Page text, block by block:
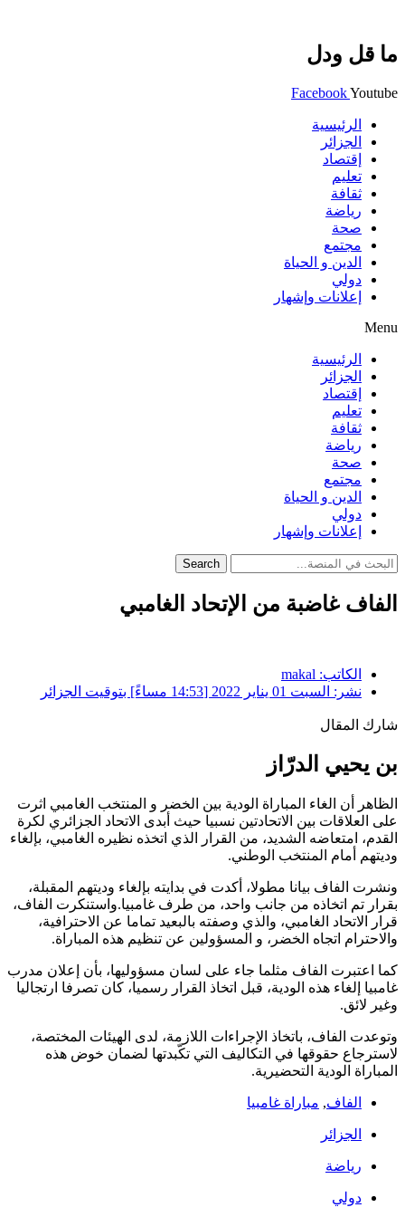
ما قل ودل
FacebookYoutube
الرئيسية
الجزائر
إقتصاد
تعليم
ثقافة
رياضة
صحة
مجتمع
الدين و الحياة
دولي
إعلانات وإشهار
Menu
الرئيسية
الجزائر
إقتصاد
تعليم
ثقافة
رياضة
صحة
مجتمع
الدين و الحياة
دولي
إعلانات وإشهار
Search
الفاف غاضبة من الإتحاد الغامبي
الكاتب: makal
نشر: السبت 01 يناير 2022 [14:53 مساءً] بتوقيت الجزائر
شارك المقال
بن يحيي الدرّاز
الظاهر أن الغاء المباراة الودية بين الخضر و المنتخب الغامبي اثرت
على العلاقات بين الاتحادتين نسبيا حيث أبدى الاتحاد الجزائري لكرة
القدم، امتعاضه الشديد، من القرار الذي اتخذه نظيره الغامبي، بإلغاء
وديتهم أمام المنتخب الوطني.
ونشرت الفاف بيانا مطولا، أكدت في بدايته بإلغاء وديتهم المقبلة،
بقرار تم اتخاذه من جانب واحد، من طرف غامبيا.واستنكرت الفاف،
قرار الاتحاد الغامبي، والذي وصفته بالبعيد تماما عن الاحترافية،
والاحترام اتجاه الخضر، و المسؤولين عن تنظيم هذه المباراة.
كما اعتبرت الفاف مثلما جاء على لسان مسؤوليها، بأن إعلان مدرب
غامبيا إلغاء هذه الودية، قبل اتخاذ القرار رسميا، كان تصرفا ارتجاليا
وغير لائق.
وتوعدت الفاف، باتخاذ الإجراءات اللازمة، لدى الهيئات المختصة،
لاسترجاع حقوقها في التكاليف التي تكّبدتها لضمان خوض هذه
المباراة الودية التحضيرية.
الفاف, مباراة غامبيا
الجزائر
رياضة
دولي